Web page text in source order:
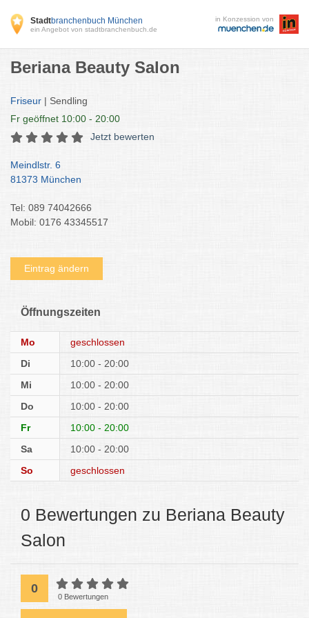
Stadtbranchenbuch München
ein Angebot von stadtbranchenbuch.de
in Konzession von
Beriana Beauty Salon
Friseur | Sendling
Fr geöffnet 10:00 - 20:00
Jetzt bewerten
Meindlstr. 6
81373 München
Tel: 089 74042666
Mobil: 0176 43345517
Eintrag ändern
Öffnungszeiten
Mo
geschlossen
Di
10:00 - 20:00
Mi
10:00 - 20:00
Do
10:00 - 20:00
Fr
10:00 - 20:00
Sa
10:00 - 20:00
So
geschlossen
0 Bewertungen zu Beriana Beauty
Salon
0
0 Bewertungen